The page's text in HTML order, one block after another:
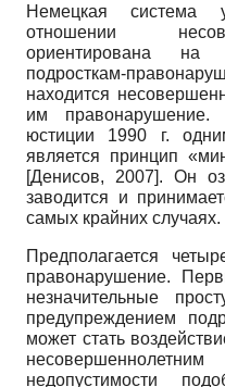
Немецкая система
отношении
ориентирована
подросткам-
находится
им
юстиции 1990 г.
является принцип
[Денисов, 2007]. Он
заводится и
самых крайних случаях.
Предполагается
правонарушение.
незначительные
предупреждением
может стать
недопустимости